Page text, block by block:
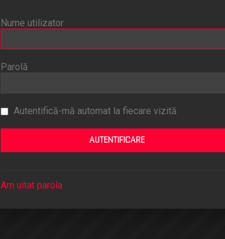
Nume utilizator
Parolă
Autentifică-mă automat la fiecare vizită
Am uitat parola